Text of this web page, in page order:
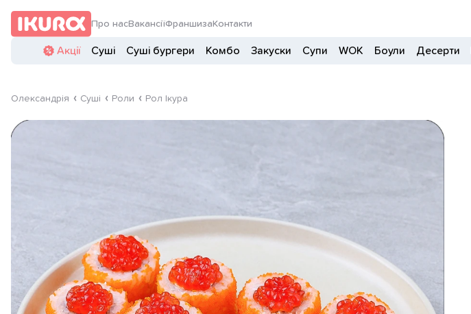
Про насВакансіїФраншиза Контакти
Акції Суші Суші бургери Комбо Закуски Супи WOK Боули Десерти
Олександрія Суші Роли Рол Ікура